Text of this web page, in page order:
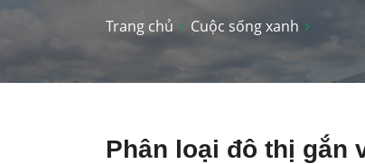
Trang chủ Cuộc sống xanh
Phân loại đô thị gắn